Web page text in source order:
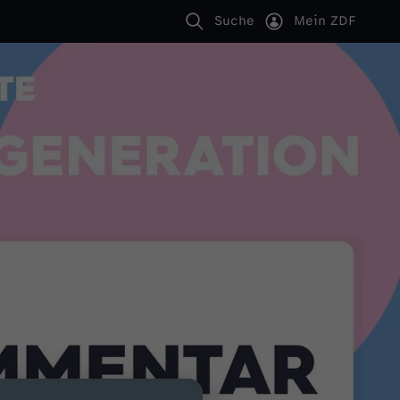
Suche Mein ZDF